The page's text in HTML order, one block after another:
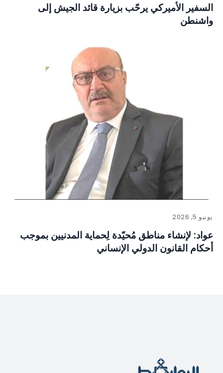
السفير الأميركي يرحّب بزيارة قائد الجيش إلى
واشنطن
يونيو 5, 2026
عواد: لإنشاء مناطق مُحيّدة لِحماية المدنيين بموجب
أحكام القانون الدولي الإنساني